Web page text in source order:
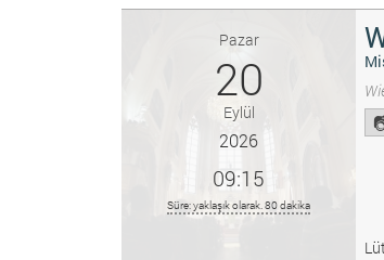
Pazar
20
Eylül
2026
09:15
Süre: yaklaşık olarak. 80 dakika